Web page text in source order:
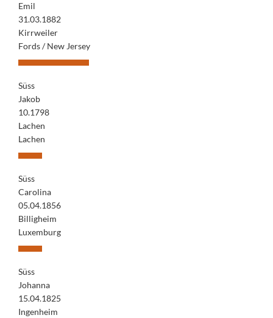
Emil
31.03.1882
Kirrweiler
Fords / New Jersey
Süss
Jakob
10.1798
Lachen
Lachen
Süss
Carolina
05.04.1856
Billigheim
Luxemburg
Süss
Johanna
15.04.1825
Ingenheim